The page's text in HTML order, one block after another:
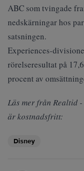
ABC som tvingade
nedskärningar hos
satsningen.
Experiences-
rörelseresultat på
procent av
Läs mer från Realtid
är kostnadsfritt:
Disney